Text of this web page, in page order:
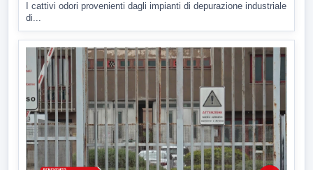
I cattivi odori provenienti dagli impianti di depurazione industriale
di...